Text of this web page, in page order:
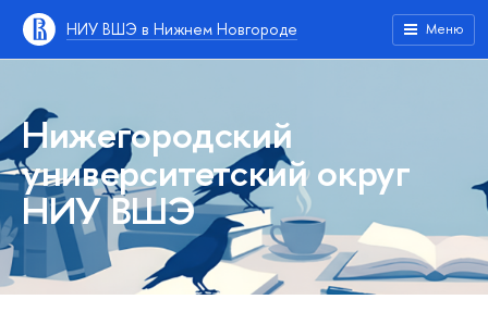
НИУ ВШЭ в Нижнем Новгороде Меню
Нижегородский
университетский округ
НИУ ВШЭ